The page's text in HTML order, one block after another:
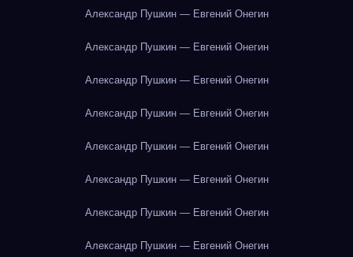
Александр Пушкин — Евгений Онегин
Александр Пушкин — Евгений Онегин
Александр Пушкин — Евгений Онегин
Александр Пушкин — Евгений Онегин
Александр Пушкин — Евгений Онегин
Александр Пушкин — Евгений Онегин
Александр Пушкин — Евгений Онегин
Александр Пушкин — Евгений Онегин